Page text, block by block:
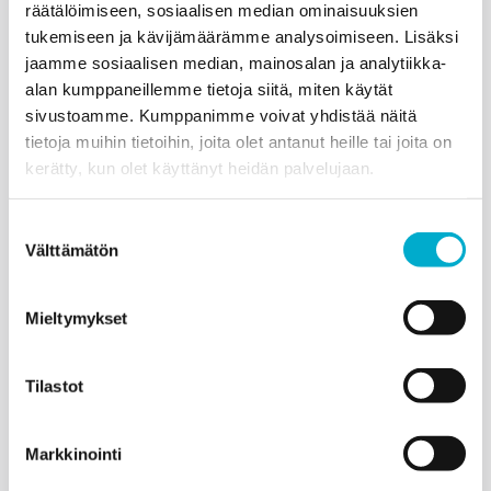
räätälöimiseen, sosiaalisen median ominaisuuksien
tukemiseen ja kävijämäärämme analysoimiseen. Lisäksi
jaamme sosiaalisen median, mainosalan ja analytiikka-
alan kumppaneillemme tietoja siitä, miten käytät
sivustoamme. Kumppanimme voivat yhdistää näitä
tietoja muihin tietoihin, joita olet antanut heille tai joita on
kerätty, kun olet käyttänyt heidän palvelujaan.
valinta
Välttämätön
Mieltymykset
Tilastot
Markkinointi
Lue lisää